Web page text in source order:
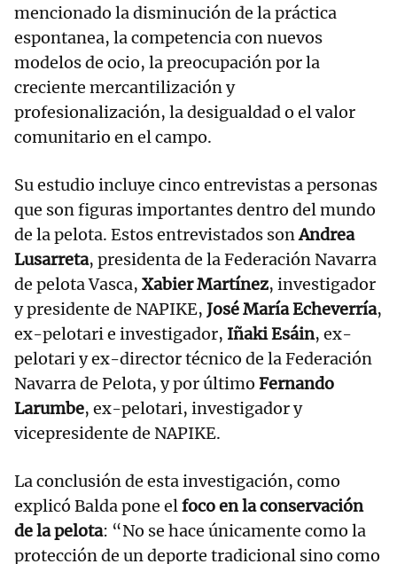
mencionado la disminución de la práctica
espontanea, la competencia con nuevos
modelos de ocio, la preocupación por la
creciente mercantilización y
profesionalización, la desigualdad o el valor
comunitario en el campo.
Su estudio incluye cinco entrevistas a personas
que son figuras importantes dentro del mundo
de la pelota. Estos entrevistados sonAndrea
Lusarreta, presidenta de la Federación Navarra
de pelota Vasca, Xabier Martínez, investigador
y presidente de NAPIKE, José María Echeverría,
ex-pelotari e investigador, Iñaki Esáin, ex-
pelotari y ex-director técnico de la Federación
Navarra de Pelota, y por último Fernando
Larumbe, ex-pelotari, investigador y
vicepresidente de NAPIKE.
La conclusión de esta investigación, como
explicó Balda pone elfoco en la conservación
de la pelota: “No se hace únicamente como la
protección de un deporte tradicional sino como